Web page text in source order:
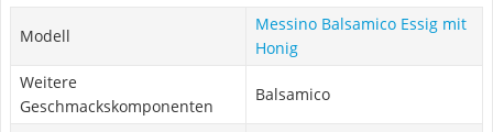
Modell
Messino Balsamico Essig mit
Honig
Weitere
Geschmackskomponenten
Balsamico